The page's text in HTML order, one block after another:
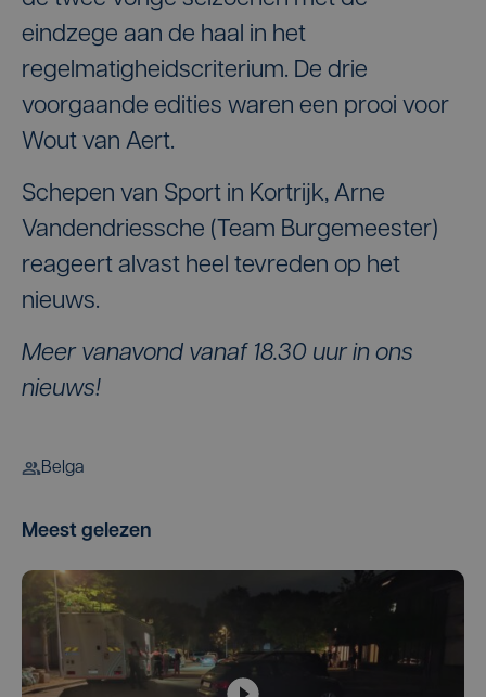
eindzege aan de haal in het
regelmatigheidscriterium. De drie
voorgaande edities waren een prooi voor
Wout van Aert.
Schepen van Sport in Kortrijk, Arne
Vandendriessche (Team Burgemeester)
reageert alvast heel tevreden op het
nieuws.
Meer vanavond vanaf 18.30 uur in ons
nieuws!
Belga
Meest gelezen